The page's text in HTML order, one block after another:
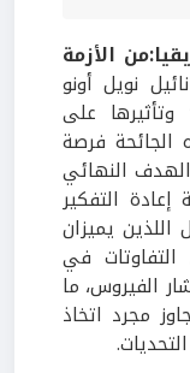
:من الأزمة
نويل أونو
زامبوب تحليلًا فلسفيًا لجائحة كوفيد 19 وتأثيرها على
الجائحة فرصة
الهدف النهائي
التفكير
يميزان
في
الفيروس، ما
مجرد اتخاذ